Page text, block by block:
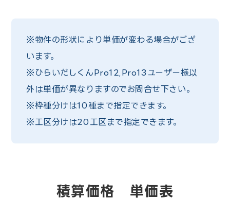
※物件の形状により単価が変わる場合がござ
います。
※ひらいだしくんPro12,Pro13ユーザー様以
外は単価が異なりますのでお問合せ下さい。
※枠種分けは10種まで指定できます。
※工区分けは20工区まで指定できます。
積算価格 単価表